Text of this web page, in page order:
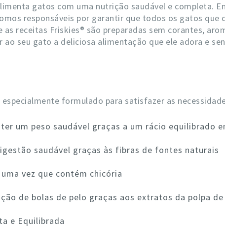
gatos com uma nutrição saudável e completa.
responsáveis por garantir que todos os gatos
as receitas Friskies® são preparadas sem corantes,
ao seu gato a deliciosa alimentação que ele adora e
formulado para satisfazer as
um peso saudável graças a um rácio equilibrado
saudável graças às fibras de fontes naturais
vez que contém chicória
de bolas de pelo graças aos extratos da polpa
e Equilibrada